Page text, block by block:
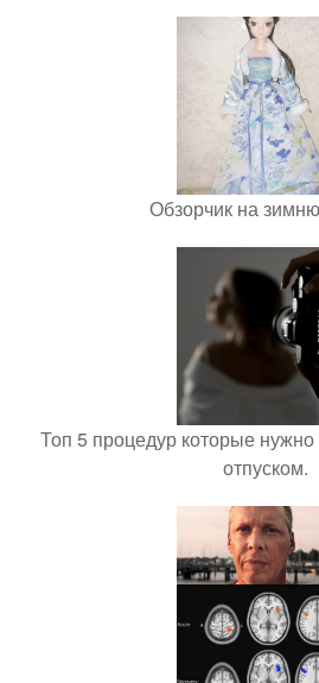
Обзорчик на
Топ 5 процедур которые нужно
отпуском.